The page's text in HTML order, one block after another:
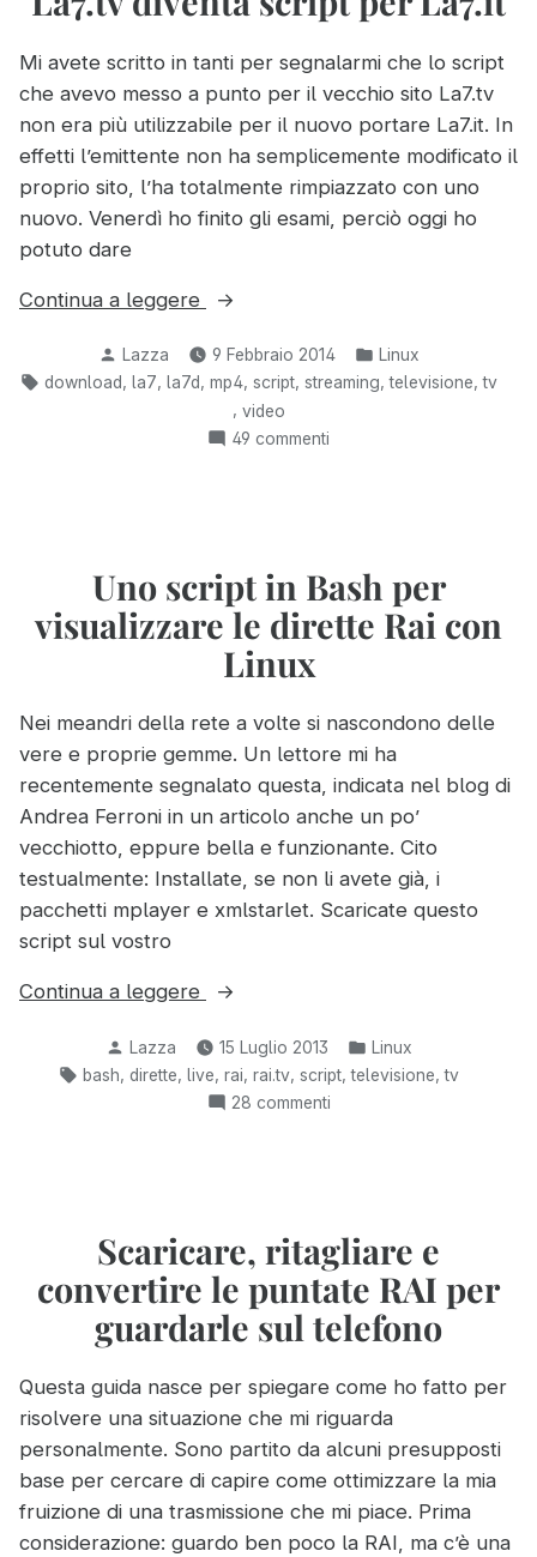
MKV
Mi avete scritto in tanti per segnalarmi che lo script
che avevo messo a punto per il vecchio sito La7.tv
non era più utilizzabile per il nuovo portare La7.it. In
effetti l’emittente non ha semplicemente modificato il
proprio sito, l’ha totalmente rimpiazzato con uno
nuovo. Venerdì ho finito gli esami, perciò oggi ho
potuto dare
Continua a leggere
“Ex
per
scaricare
La7.tv
La7.it”
Pubblicato
da
Lazza 9 Febbraio 2014
Pubblicato
in:
Linux
Tag:
download la7 la7d mp4 script streaming ,televisione ,tv
, video
49 commenti
La7.tv
diventa
Uno script in Bash per
visualizzare le dirette Rai con
Linux
Nei meandri della rete a volte si nascondono delle
vere e proprie gemme. Un lettore mi ha
recentemente segnalato questa, indicata nel blog di
Andrea Ferroni in un articolo anche un po’
vecchiotto, eppure bella e funzionante. Cito
testualmente: Installate, se non li avete già, i
pacchetti mplayer e xmlstarlet. Scaricate questo
script sul vostro
Continua a leggere
“Uno
in
Bash
per
Rai
con
Linux”
Pubblicato
da
Lazza 15 Luglio 2013
Pubblicato
in:
Linux
Tag:
bash dirette live rai rai.tv script ,televisione ,tv
28 commentisu
per
visualizzare
le
dirette
Rai
Linux
Scaricare, ritagliare e
convertire le puntate RAI per
guardarle sul telefono
Questa guida nasce per spiegare come ho fatto per
risolvere una situazione che mi riguarda
personalmente. Sono partito da alcuni presupposti
base per cercare di capire come ottimizzare la mia
fruizione di una trasmissione che mi piace. Prima
considerazione: guardo ben poco la RAI, ma c’è una